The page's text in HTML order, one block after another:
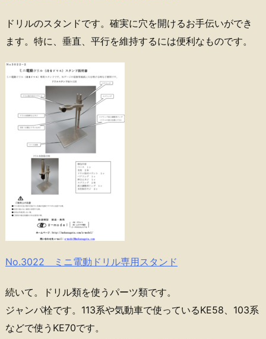
ドリルのスタンドです。確実に穴を開けるお手伝いができ
ます。特に、垂直、平行を維持するには便利なものです。
No.3022 ミニ電動ドリル専用スタンド
続いて。ドリル類を使うパーツ類です。
ジャンパ栓です。113系や気動車で使っているKE58、103系
などで使うKE70です。